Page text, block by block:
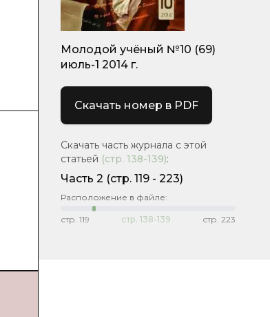
Молодой учёный №10 (69)
июль-1 2014 г.
Скачать номер в PDF
Скачать часть журнала с этой
статьей (стр. 138-139):
Часть 2 (cтр. 119 - 223)
Расположение в файле:
стр. 119 стр. 138-139 стр. 223